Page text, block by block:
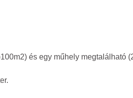
és egy műhely megtalálható